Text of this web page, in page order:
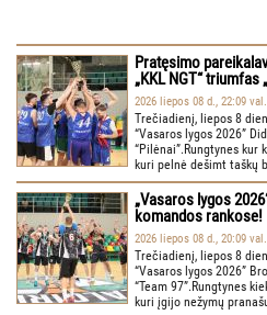
Pratęsimo
„KKL NGT“ triumfas
2026 liepos 08 d., 22:09 val.
Trečiadienį, liepos 8
“Vasaros lygos 2026”
“Pilėnai”.Rungtynes kur
kuri pelnė dešimt taškų
„Vasaros lygos
komandos rankose!
2026 liepos 08 d., 20:09 val.
Trečiadienį, liepos 8
“Vasaros lygos 2026”
“Team 97”.Rungtynes
kuri įgijo nežymų